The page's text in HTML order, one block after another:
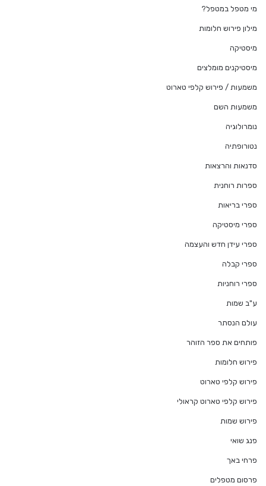
מי מטפל במטפל?
מילון פירוש חלומות
מיסטיקה
מיסטיקנים מומלצים
משמעות / פירוש קלפי טארוט
משמעות השם
נומרולוגיה
נטורופתיה
סדנאות והרצאות
ספרות רוחנית
ספרי בריאות
ספרי מיסטיקה
ספרי עידן חדש והעצמה
ספרי קבלה
ספרי רוחניות
ע"ב שמות
עולם הנסתר
פותחים את ספר הזוהר
פירוש חלומות
פירוש קלפי טארוט
פירוש קלפי טארוט קראולי
פירוש שמות
פנג שואי
פרחי באך
פרסום מטפלים